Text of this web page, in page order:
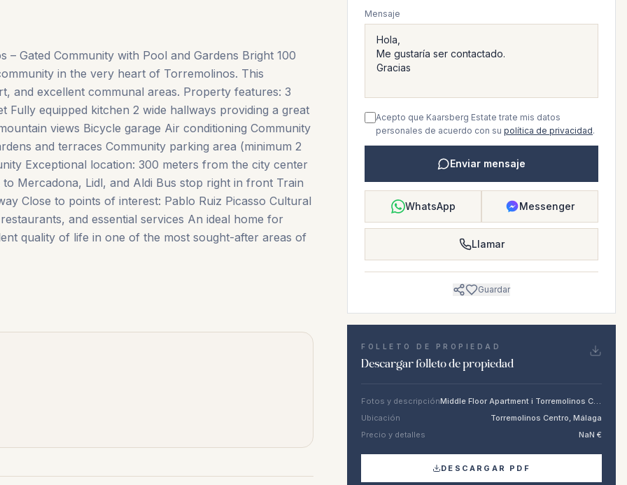
Gated Community with Pool and Gardens Bright 100
in the very heart of Torremolinos. This
and excellent communal areas. Property features: 3
Fully equipped kitchen 2 wide hallways providing a great
views Bicycle garage Air conditioning Community
and terraces Community parking area (minimum 2
Exceptional location: 300 meters from the city center
Mercadona, Lidl, and Aldi Bus stop right in front Train
Close to points of interest: Pablo Ruiz Picasso Cultural
‌and ‌essential ‌services An ideal ‌home ‌for
quality of life in one ‌of ‌the ‌most ‌sought-after ‌areas ‌of
Mensaje
Acepto que Kaarsberg Estate trate mis datos
personales de acuerdo con su política de privacidad.
Enviar mensaje
WhatsApp Messenger
Llamar
Guardar
FOLLETO DE PROPIEDAD
Descargar folleto de propiedad
Fotos y descripción
Middle Floor Apartment i Torremolinos Centro
Ubicación
Torremolinos Centro, Málaga
Precio y detalles
NaN €
DESCARGAR PDF